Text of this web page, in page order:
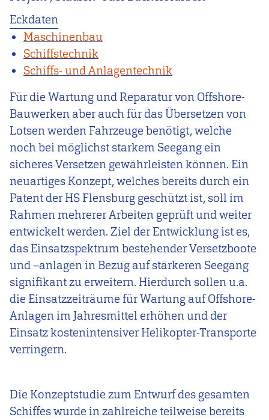
Eckdaten
Maschinenbau
Schiffstechnik
Schiffs- und Anlagentechnik
Für die Wartung und Reparatur von Offshore-
Bauwerken aber auch für das Übersetzen von
Lotsen werden Fahrzeuge benötigt, welche
noch bei möglichst starkem Seegang ein
sicheres Versetzen gewährleisten können. Ein
neuartiges Konzept, welches bereits durch ein
Patent der HS Flensburg geschützt ist, soll im
Rahmen mehrerer Arbeiten geprüft und weiter
entwickelt werden. Ziel der Entwicklung ist es,
das Einsatzspektrum bestehender Versetzboote
und –anlagen in Bezug auf stärkeren Seegang
signifikant zu erweitern. Hierdurch sollen u.a.
die Einsatzzeiträume für Wartung auf Offshore-
Anlagen im Jahresmittel erhöhen und der
Einsatz kostenintensiver Helikopter-Transporte
verringern.
Die Konzeptstudie zum Entwurf des gesamten
Schiffes wurde in zahlreiche teilweise bereits